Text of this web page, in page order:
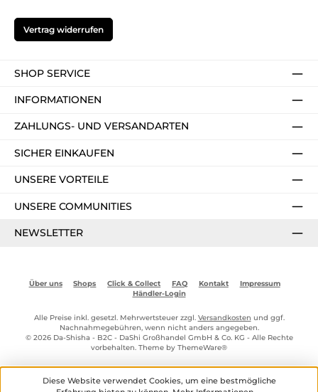
Vertrag widerrufen
SHOP SERVICE
INFORMATIONEN
ZAHLUNGS- UND VERSANDARTEN
SICHER EINKAUFEN
UNSERE VORTEILE
UNSERE COMMUNITIES
NEWSLETTER
Über uns Shops Click & Collect FAQ Kontakt
Impressum
Händler-Login
Alle Preise inkl. gesetzl. Mehrwertsteuer zzgl. Versandkosten und ggf.
Nachnahmegebühren, wenn nicht anders angegeben.
© 2026 Da-Shisha - B2C - DaShi Großhandel GmbH & Co. KG - Alle Rechte
vorbehalten. Theme by ThemeWare®
Diese Website verwendet Cookies, um eine bestmögliche